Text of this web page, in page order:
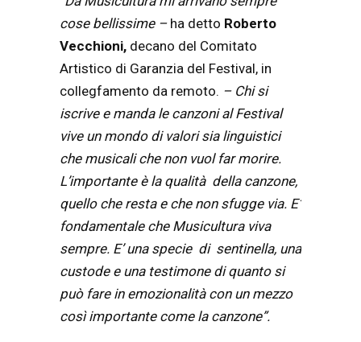
cose bellissime –ha detto Roberto
Vecchioni, decano del Comitato
Artistico di Garanzia del Festival, in
collegfamento da remoto. – Chi si
iscrive e manda le canzoni al Festival
vive un mondo di valori sia linguistici
che musicali che non vuol far morire.
L’importante è la qualità della canzone,
quello che resta e che non sfugge via. E’
fondamentale che Musicultura viva
sempre. E’ una specie di sentinella, una
custode e una testimone di quanto si
può fare in emozionalità con un mezzo
così importante come la canzone”.